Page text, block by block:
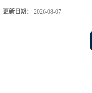
更新日期： 2026-08-07